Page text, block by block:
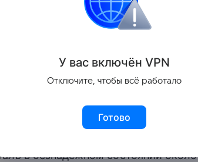
весом 800 граммов
в коме
в одной из клиник
опасений. Роды были успешно
врачи которой сделали
в безнадежном состоянии около
У вас включён VPN
Отключите, чтобы всё работало
Готово